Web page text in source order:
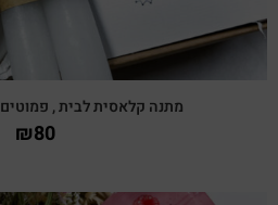
מתנה קלאסית לבית ,
₪80